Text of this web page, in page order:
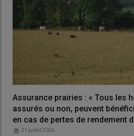
2 robots d’occasion ;
2,8 traites par jour au robot ;
La situation cellulaire
à petit
La situation cellulaire s’est dégradée
fil des mois, et est passée de 100 000
lait : « Sur le coup, je n’y ai pas prêté
Assurance prairies : « Tous les
assurés ou non, peuvent
en cas de pertes de rendement
31 juillet 2026